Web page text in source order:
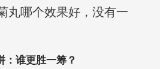
丸哪个效果好，没有一
：谁更胜一筹？